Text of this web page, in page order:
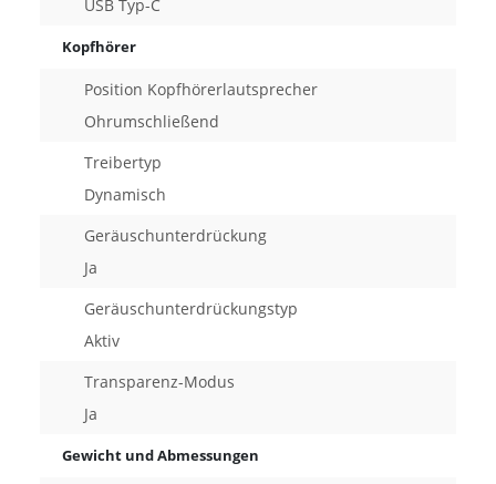
USB Typ-C
Kopfhörer
Position Kopfhörerlautsprecher
Ohrumschließend
Treibertyp
Dynamisch
Geräuschunterdrückung
Ja
Geräuschunterdrückungstyp
Aktiv
Transparenz-Modus
Ja
Gewicht und Abmessungen